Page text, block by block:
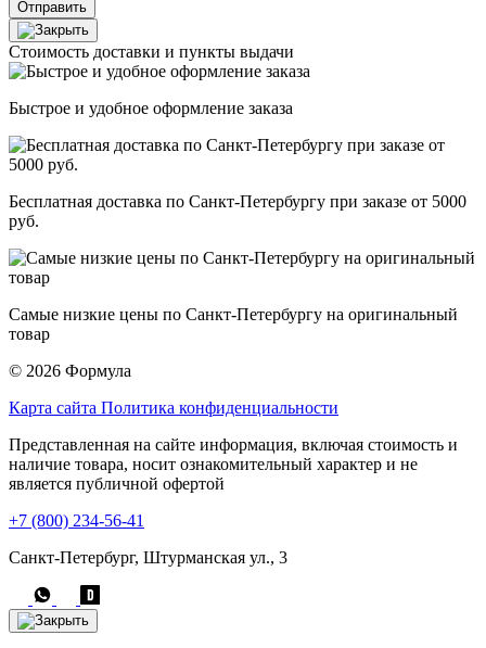
Отправить
Стоимость доставки и пункты выдачи
Быстрое и удобное оформление заказа
Бесплатная доставка по Санкт-Петербургу при заказе от 5000
руб.
Самые низкие цены по Санкт-Петербургу на оригинальный
товар
© 2026 Формула
Карта сайта Политика конфиденциальности
Представленная на сайте информация, включая стоимость и
наличие товара, носит ознакомительный характер и не
является публичной офертой
+7 (800) 234-56-41
Санкт-Петербург, Штурманская ул., 3